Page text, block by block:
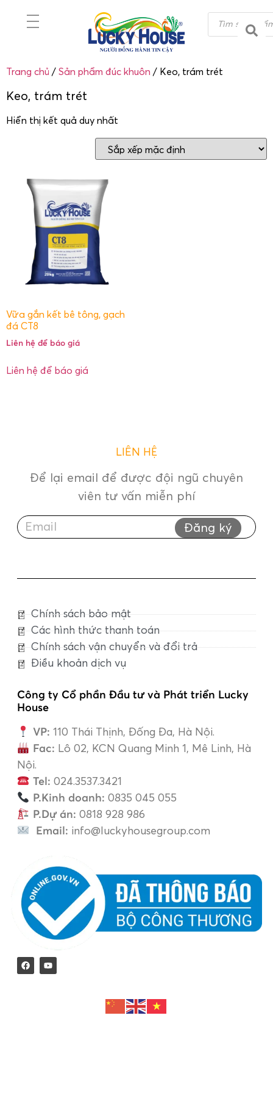
Trang chủ / Sản phẩm đúc khuôn / Keo, trám trét
Keo, trám trét
Hiển thị kết quả duy nhất
Vữa gắn kết bê tông, gạch
đá CT8
Liên hệ để báo giá
Liên hệ để báo giá
LIÊN HỆ
Để lại email để được đội ngũ chuyên
viên tư vấn miễn phí
Đăng ký
Chính sách bảo mật
Các hình thức thanh toán
Chính sách vận chuyển và đổi trả
Điều khoản dịch vụ
Công ty Cổ phần Đầu tư và Phát triển Lucky
House
VP: 110 Thái Thịnh, Đống Đa, Hà Nội.
Fac: Lô 02, KCN Quang Minh 1, Mê Linh, Hà
Nội.
Tel: 024.3537.3421
P.Kinh doanh: 0835 045 055
P.Dự án: 0818 928 986
Email: info@luckyhousegroup.com